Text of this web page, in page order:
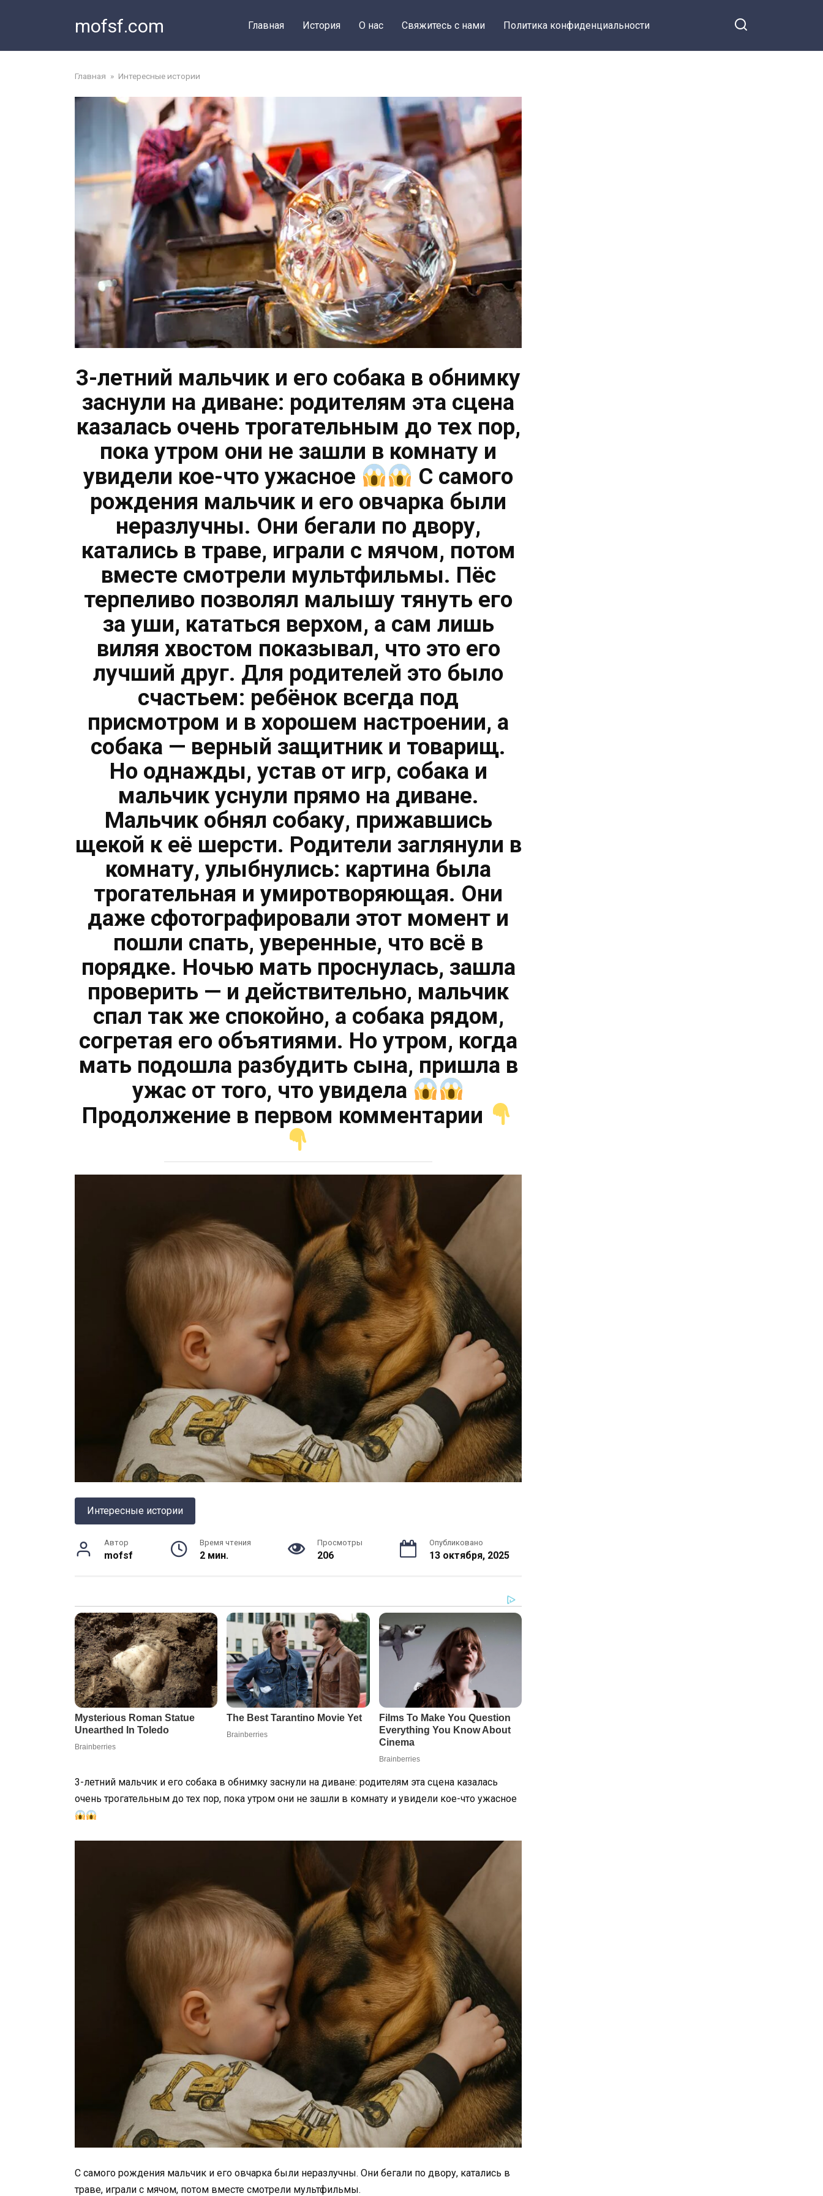
mofsf.com Главная История О нас Свяжитесь с нами Политика конфиденциальности
Главная » Интересные истории
3-летний мальчик и его собака в обнимку
заснули на диване: родителям эта сцена
казалась очень трогательным до тех пор,
пока утром они не зашли в комнату и
увидели кое-что ужасное
С самого
рождения мальчик и его овчарка были
неразлучны. Они бегали по двору,
катались в траве, играли с мячом, потом
вместе смотрели мультфильмы. Пёс
терпеливо позволял малышу тянуть его
за уши, кататься верхом, а сам лишь
виляя хвостом показывал, что это его
лучший друг. Для родителей это было
счастьем: ребёнок всегда под
присмотром и в хорошем настроении, а
собака — верный защитник и товарищ.
Но однажды, устав от игр, собака и
мальчик уснули прямо на диване.
Мальчик обнял собаку, прижавшись
щекой к её шерсти. Родители заглянули в
комнату, улыбнулись: картина была
трогательная и умиротворяющая. Они
даже сфотографировали этот момент и
пошли спать, уверенные, что всё в
порядке. Ночью мать проснулась, зашла
проверить — и действительно, мальчик
спал так же спокойно, а собака рядом,
согретая его объятиями. Но утром, когда
мать подошла разбудить сына, пришла в
ужас от того, что увидела
Продолжение в первом комментарии
Интересные истории
Автор
mofsf
Время чтения
2 мин.
Просмотры
206
Опубликовано
13 октября, 2025
3-летний мальчик и его собака в обнимку заснули на диване: родителям эта сцена казалась
очень трогательным до тех пор, пока утром они не зашли в комнату и увидели кое-что ужасное
С самого рождения мальчик и его овчарка были неразлучны. Они бегали по двору, катались в
траве, играли с мячом, потом вместе смотрели мультфильмы.